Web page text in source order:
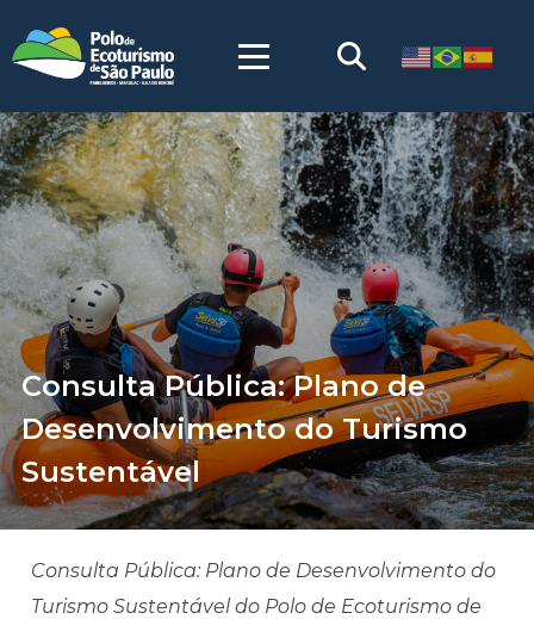
Consulta Pública: Plano de
Desenvolvimento do Turismo
Sustentável
Consulta Pública: Plano de Desenvolvimento do
Turismo Sustentável do Polo de Ecoturismo de